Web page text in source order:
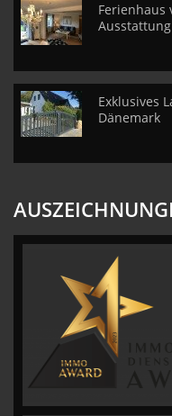
Ferienhaus
Exklusives
Dänemark